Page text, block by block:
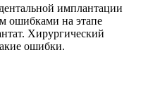
имплантации
ошибками на этапе
Хирургический
ошибки.